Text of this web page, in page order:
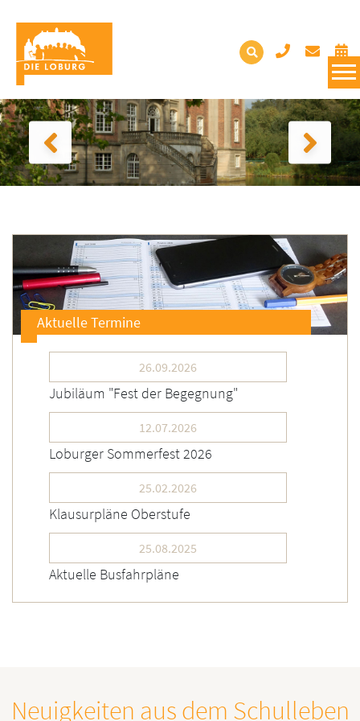
Aktuelle Termine
26.09.2026
Jubiläum "Fest der Begegnung"
12.07.2026
Loburger Sommerfest 2026
25.02.2026
Klausurpläne Oberstufe
25.08.2025
Aktuelle Busfahrpläne
Neuigkeiten aus dem Schulleben